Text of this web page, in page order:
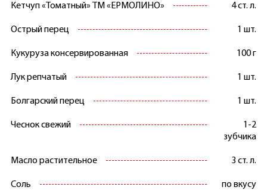
Кетчуп «Томатный» ТМ «ЕРМОЛИНО» 4 ст. л.
Острый перец 1 шт.
Кукуруза консервированная 100 г
Лук репчатый 1 шт.
Болгарский перец 1 шт.
Чеснок свежий
1-2
зубчика
Масло растительное 3 ст. л.
Соль по вкусу